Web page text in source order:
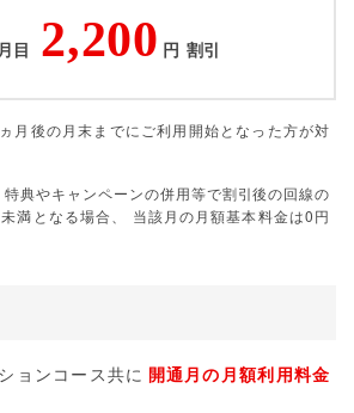
目 2,200 円 割引
月後の月末までにご利用開始となった方が対
典やキャンペーンの併用等で割引後の回線の
満となる場合、 当該月の月額基本料金は0円
ョンコース共に 開通月の月額利用料金